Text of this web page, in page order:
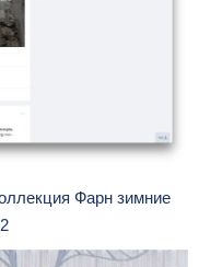
Фарн зимние